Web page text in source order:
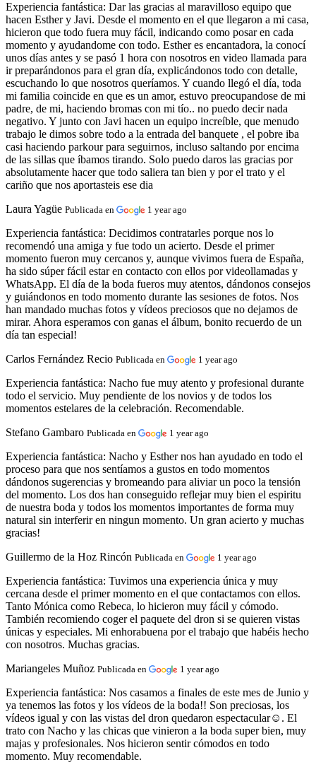
Experiencia fantástica: Dar las gracias al maravilloso equipo que
hacen Esther y Javi. Desde el momento en el que llegaron a mi casa,
hicieron que todo fuera muy fácil, indicando como posar en cada
momento y ayudandome con todo. Esther es encantadora, la conocí
unos días antes y se pasó 1 hora con nosotros en video llamada para
ir preparándonos para el gran día, explicándonos todo con detalle,
escuchando lo que nosotros queríamos. Y cuando llegó el día, toda
mi familia coincide en que es un amor, estuvo preocupandose de mi
padre, de mi, haciendo bromas con mi tío.. no puedo decir nada
negativo. Y junto con Javi hacen un equipo increíble, que menudo
trabajo le dimos sobre todo a la entrada del banquete , el pobre iba
casi haciendo parkour para seguirnos, incluso saltando por encima
de las sillas que íbamos tirando. Solo puedo daros las gracias por
absolutamente hacer que todo saliera tan bien y por el trato y el
cariño que nos aportasteis ese dia
Laura Yagüe Publicada en 1 year ago
Experiencia fantástica: Decidimos contratarles porque nos lo
recomendó una amiga y fue todo un acierto. Desde el primer
momento fueron muy cercanos y, aunque vivimos fuera de España,
ha sido súper fácil estar en contacto con ellos por videollamadas y
WhatsApp. El día de la boda fueros muy atentos, dándonos consejos
y guiándonos en todo momento durante las sesiones de fotos. Nos
han mandado muchas fotos y vídeos preciosos que no dejamos de
mirar. Ahora esperamos con ganas el álbum, bonito recuerdo de un
día tan especial!
Carlos Fernández Recio Publicada en 1 year ago
Experiencia fantástica: Nacho fue muy atento y profesional durante
todo el servicio. Muy pendiente de los novios y de todos los
momentos estelares de la celebración. Recomendable.
Stefano Gambaro Publicada en 1 year ago
Experiencia fantástica: Nacho y Esther nos han ayudado en todo el
proceso para que nos sentíamos a gustos en todo momentos
dándonos sugerencias y bromeando para aliviar un poco la tensión
del momento. Los dos han conseguido reflejar muy bien el espiritu
de nuestra boda y todos los momentos importantes de forma muy
natural sin interferir en ningun momento. Un gran acierto y muchas
gracias!
Guillermo de la Hoz Rincón Publicada en 1 year ago
Experiencia fantástica: Tuvimos una experiencia única y muy
cercana desde el primer momento en el que contactamos con ellos.
Tanto Mónica como Rebeca, lo hicieron muy fácil y cómodo.
También recomiendo coger el paquete del dron si se quieren vistas
únicas y especiales. Mi enhorabuena por el trabajo que habéis hecho
con nosotros. Muchas gracias.
Mariangeles Muñoz Publicada en 1 year ago
Experiencia fantástica: Nos casamos a finales de este mes de Junio y
ya tenemos las fotos y los vídeos de la boda!! Son preciosas, los
vídeos igual y con las vistas del dron quedaron espectacular☺️. El
trato con Nacho y las chicas que vinieron a la boda super bien, muy
majas y profesionales. Nos hicieron sentir cómodos en todo
momento. Muy recomendable.